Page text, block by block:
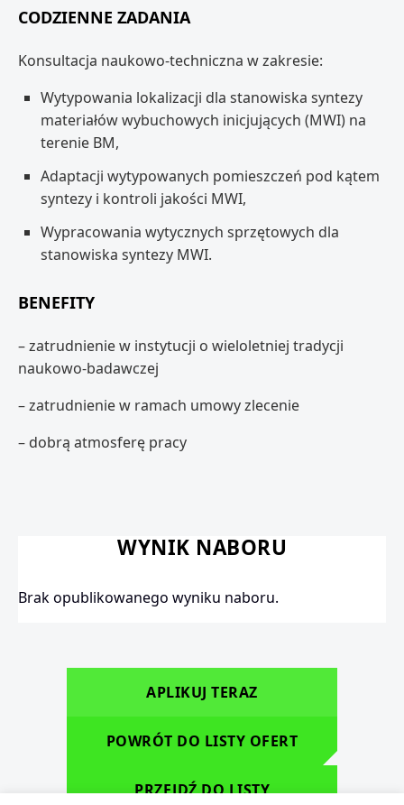
CODZIENNE ZADANIA
Konsultacja naukowo-techniczna w zakresie:
Wytypowania lokalizacji dla stanowiska syntezy
materiałów wybuchowych inicjujących (MWI) na
terenie BM,
Adaptacji wytypowanych pomieszczeń pod kątem
syntezy i kontroli jakości MWI,
Wypracowania wytycznych sprzętowych dla
stanowiska syntezy MWI.
BENEFITY
– zatrudnienie w instytucji o wieloletniej tradycji
naukowo-badawczej
– zatrudnienie w ramach umowy zlecenie
– dobrą atmosferę pracy
WYNIK NABORU
Brak opublikowanego wyniku naboru.
APLIKUJ TERAZ
POWRÓT DO LISTY OFERT
PRZEJDŹ DO LISTY